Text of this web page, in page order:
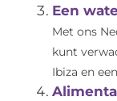
Een
Met ons
kunt
Ibiza en